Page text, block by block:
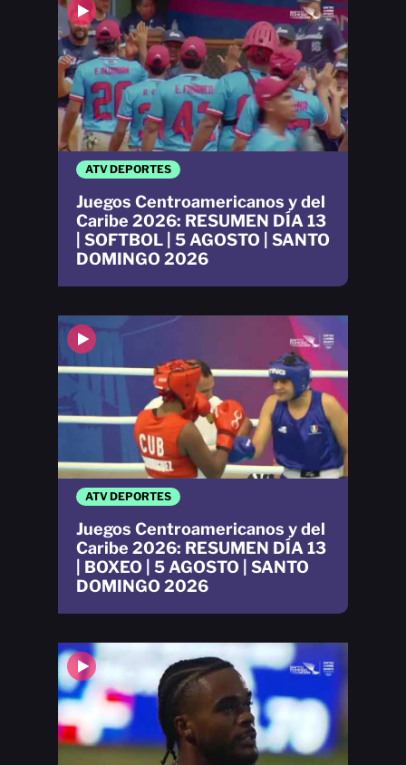
ATV DEPORTES
Juegos Centroamericanos y del
Caribe 2026: RESUMEN DÍA 13
| BOXEO | 5 AGOSTO | SANTO
DOMINGO 2026
ATV DEPORTES
Juegos Centroamericanos y del
Caribe 2026: RESUMEN DÍA 13
| SOFTBOL | 5 AGOSTO | SANTO
DOMINGO 2026